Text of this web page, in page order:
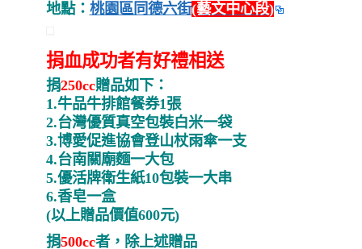
地點： 桃園區同德六街(藝文中心段)
捐血成功者有好禮相送
捐250cc贈品如下：
1.牛品牛排館餐券1張
2.台灣優質真空包裝白米一袋
3.博愛促進協會登山杖雨傘一支
4.台南關廟麵一大包
5.優活牌衛生紙10包裝一大串
6.香皂一盒
(以上贈品價值600元)
捐500cc者，除上述贈品